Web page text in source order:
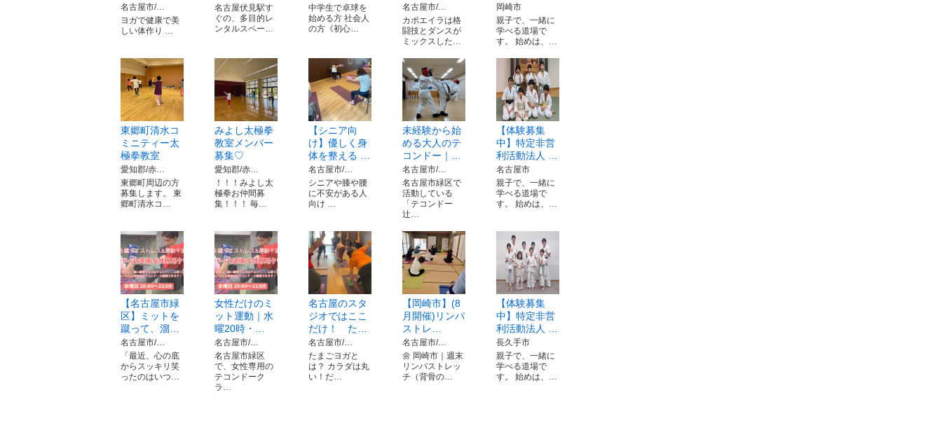
名古屋市/…
ヨガで健康で美
しい体作り …
名古屋伏見駅す
ぐの、多目的レ
ンタルスペー…
中学生で卓球を
始める方 社会人
の方《初心…
名古屋市/…
カポエイラは格
闘技とダンスが
ミックスした…
岡崎市
親子で、一緒に
学べる道場で
す。 始めは、…
東郷町清水コ
ミニティー太
極拳教室
愛知郡/赤…
東郷町周辺の方
募集します。 東
郷町清水コ…
みよし太極拳
教室メンバー
募集♡
愛知郡/赤…
！！！みよし太
極拳お仲間募
集！！！ 毎…
【シニア向
け】優しく身
体を整える …
名古屋市/…
シニアや膝や腰
に不安がある人
向け …
未経験から始
める大人のテ
コンドー｜…
名古屋市/…
名古屋市緑区で
活動している
「テコンドー
辻…
【体験募集
中】特定非営
利活動法人 …
名古屋市
親子で、一緒に
学べる道場で
す。 始めは、…
【名古屋市緑
区】ミットを
蹴って、溜…
名古屋市/…
「最近、心の底
からスッキリ笑
ったのはいつ…
女性だけのミ
ット運動｜水
曜20時・…
名古屋市/…
名古屋市緑区
で、女性専用の
テコンドーク
ラ…
名古屋のスタ
ジオではここ
だけ！ た…
名古屋市/…
たまごヨガと
は？ カラダは丸
い！だ…
【岡崎市】(8
月開催)リンパ
ストレ…
名古屋市/…
🌼 岡崎市｜週末
リンパストレッ
チ（背骨の…
【体験募集
中】特定非営
利活動法人 …
長久手市
親子で、一緒に
学べる道場で
す。 始めは、…